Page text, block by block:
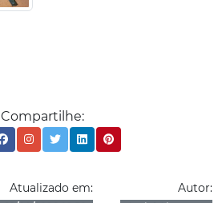
Compartilhe:
Atualizado em: Autor: